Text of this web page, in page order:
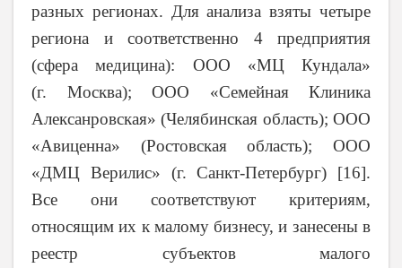
разных регионах. Для анализа взяты четыре
региона и соответственно 4 предприятия
(сфера медицина): ООО «МЦ Кундала»
(г. Москва); ООО «Семейная Клиника
Алексанровская» (Челябинская область); ООО
«Авиценна» (Ростовская область); ООО
«ДМЦ Верилис» (г. Санкт-Петербург) [16].
Все они соответствуют критериям,
относящим их к малому бизнесу, и занесены в
реестр субъектов малого